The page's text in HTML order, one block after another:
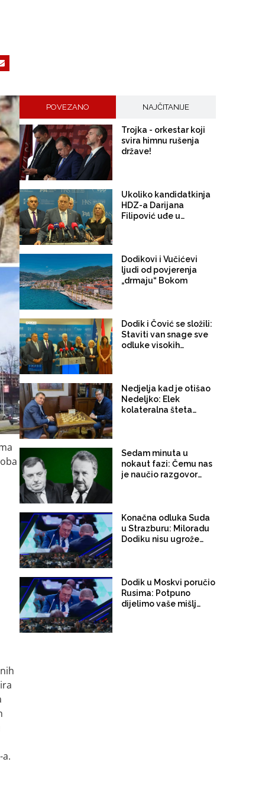
POVEZANO NAJČITANIJE
Trojka - orkestar koji
svira himnu rušenja
države!
Ukoliko kandidatkinja
HDZ-a Darijana
Filipović uđe u
Dodikovi i Vučićevi
ljudi od povjerenja
„drmaju“ Bokom
Dodik i Čović se složili:
Staviti van snage sve
odluke visokih
Nedjelja kad je otišao
Nedeljko: Elek
kolateralna šteta
Sedam minuta u
nokaut fazi: Čemu nas
je naučio razgovor
Konačna odluka Suda
u Strazburu: Miloradu
Dodiku nisu ugrožena
Dodik u Moskvi poručio
Rusima: Potpuno
dijelimo vaše mišljenje